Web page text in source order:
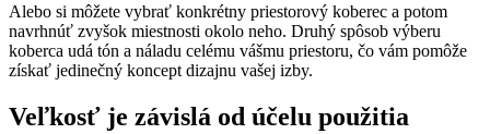
Alebo si môžete vybrať konkrétny priestorový koberec a potom
navrhnúť zvyšok miestnosti okolo neho. Druhý spôsob výberu
koberca udá tón a náladu celému vášmu priestoru, čo vám pomôže
získať jedinečný koncept dizajnu vašej izby.
Veľkosť je závislá od účelu použitia